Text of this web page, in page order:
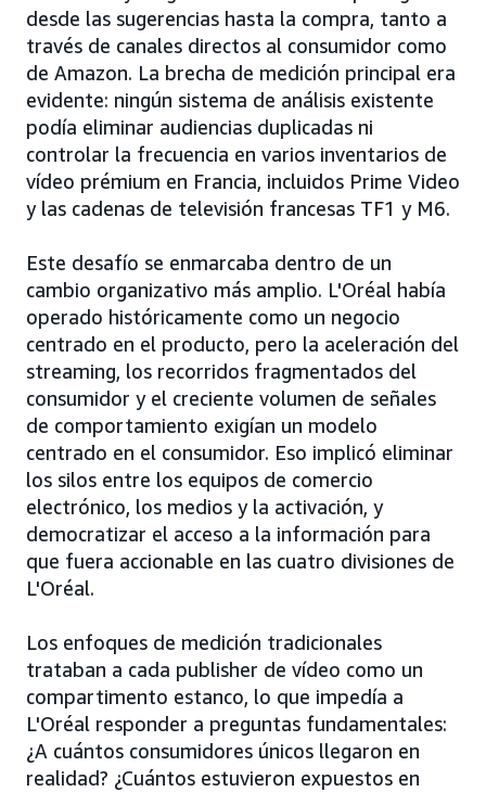
desde las sugerencias hasta la compra, tanto a
través de canales directos al consumidor como
de Amazon. La brecha de medición principal era
evidente: ningún sistema de análisis existente
podía eliminar audiencias duplicadas ni
controlar la frecuencia en varios inventarios de
vídeo prémium en Francia, incluidos Prime Video
y las cadenas de televisión francesas TF1 y M6.
Este desafío se enmarcaba dentro de un
cambio organizativo más amplio. L'Oréal había
operado históricamente como un negocio
centrado en el producto, pero la aceleración del
streaming, los recorridos fragmentados del
consumidor y el creciente volumen de señales
de comportamiento exigían un modelo
centrado en el consumidor. Eso implicó eliminar
los silos entre los equipos de comercio
electrónico, los medios y la activación, y
democratizar el acceso a la información para
que fuera accionable en las cuatro divisiones de
L'Oréal.
Los enfoques de medición tradicionales
trataban a cada publisher de vídeo como un
compartimento estanco, lo que impedía a
L'Oréal responder a preguntas fundamentales:
¿A cuántos consumidores únicos llegaron en
realidad? ¿Cuántos estuvieron expuestos en